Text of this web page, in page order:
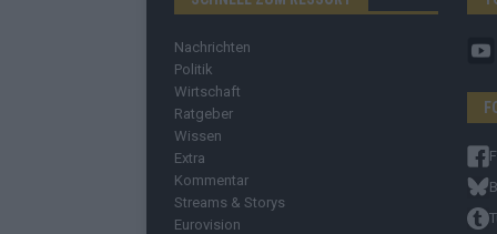
Nachrichten
Politik
Wirtschaft
Ratgeber
Wissen
Extra
Kommentar
Streams & Storys
Eurovision